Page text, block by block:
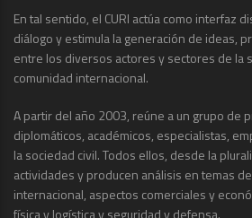
En tal sentido, el CURI actúa como interfaz
diálogo y estimula la generación de ideas,
entre los diversos actores y sectores de la
comunidad internacional.
A partir del año 2003, reúne a un grupo de
diplomáticos, académicos, especialistas,
la sociedad civil. Todos ellos, desde la
actividades y producen análisis en temas
internacional, aspectos comerciales y
física y logística y seguridad y defensa.